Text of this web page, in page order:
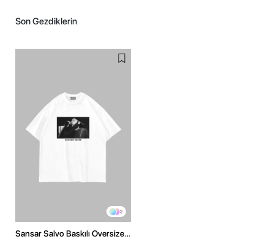
Son Gezdiklerin
2
Sansar Salvo Baskılı Oversize